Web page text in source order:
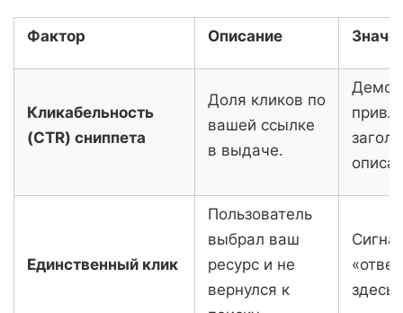
Фактор Описание
Кликабельность
(CTR) сниппета
Доля кликов по
вашей ссылке
в выдаче.
Единственный клик
Пользователь
выбрал ваш
ресурс и не
вернулся к